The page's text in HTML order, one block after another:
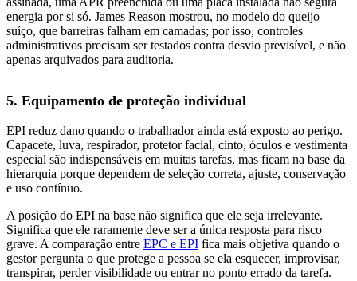
energia por si só. James Reason mostrou, no modelo do queijo
suíço, que barreiras falham em camadas; por isso, controles
administrativos precisam ser testados contra desvio previsível, e não
apenas arquivados para auditoria.
5. Equipamento de proteção individual
EPI reduz dano quando o trabalhador ainda está exposto ao perigo.
Capacete, luva, respirador, protetor facial, cinto, óculos e vestimenta
especial são indispensáveis em muitas tarefas, mas ficam na base da
hierarquia porque dependem de seleção correta, ajuste, conservação
e uso contínuo.
A posição do EPI na base não significa que ele seja irrelevante.
Significa que ele raramente deve ser a única resposta para risco
grave. A comparação entre EPC e EPI fica mais objetiva quando o
gestor pergunta o que protege a pessoa se ela esquecer, improvisar,
transpirar, perder visibilidade ou entrar no ponto errado da tarefa.